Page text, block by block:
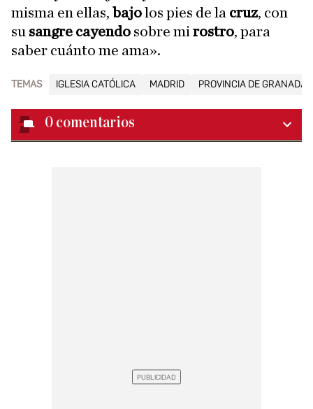
misma en ellas, bajolos pies de la cruz, con
su sangre cayendo sobre mi rostro, para
saber cuánto me ama».
TEMAS IGLESIA CATÓLICA MADRID PROVINCIA DE GRANADA
0 comentarios